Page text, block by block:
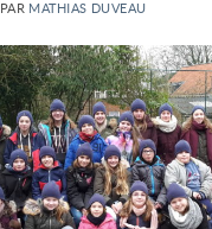
PAR MATHIAS DUVEAU